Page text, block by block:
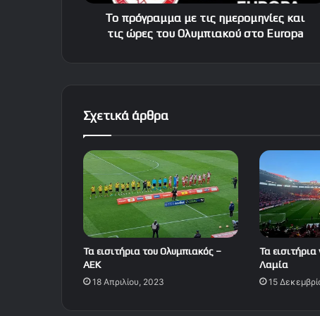
Ολυμπιακού
Το πρόγραμμα με τις ημερομηνίες και
τις ώρες του Ολυμπιακού στο Europa
Σχετικά άρθρα
Τα εισιτήρια του Ολυμπιακός –
ΑΕΚ
18 Απριλίου, 2023
Τα
Λαμία
15